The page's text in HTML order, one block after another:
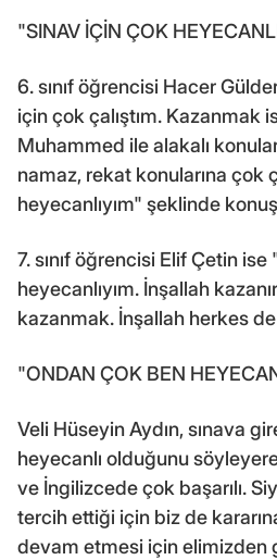
"SINAV İÇİN ÇOK
6. sınıf öğrencisi Hacer
için çok çalıştım. Kazanmak
Muhammed ile alakalı
namaz, rekat konularına çok
heyecanlıyım" şeklinde
7. sınıf öğrencisi Elif Çetin ise
heyecanlıyım. İnşallah
kazanmak. İnşallah herkes de
"ONDAN ÇOK BEN
Veli Hüseyin Aydın, sınava
heyecanlı olduğunu
ve İngilizcede çok başarılı.
tercih ettiği için biz de
devam etmesi için elimizden